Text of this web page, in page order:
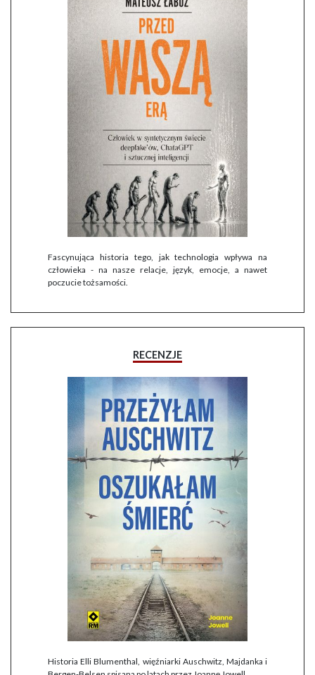
Fascynująca historia tego, jak technologia wpływa na
człowieka - na nasze relacje, język, emocje, a nawet
poczucie tożsamości.
RECENZJE
Historia Elli Blumenthal, więźniarki Auschwitz, Majdanka i